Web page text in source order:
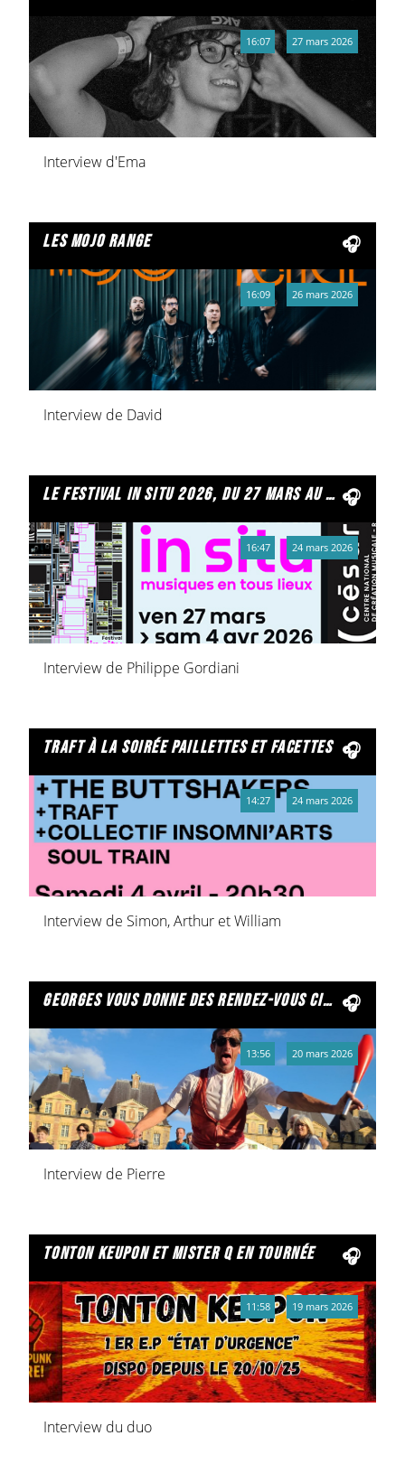
Interview d'Ema
16:07 27 mars 2026
les mojo range
Interview de David
16:09 26 mars 2026
le festival in situ 2026, du 27 mars au 04 avril
Interview de Philippe Gordiani
16:47 24 mars 2026
traft à la soirée paillettes et facettes
Interview de Simon, Arthur et William
14:27 24 mars 2026
georges vous donne des rendez-vous cirque
Interview de Pierre
13:56 20 mars 2026
tonton keupon et mister q en tournée
Interview du duo
11:58 19 mars 2026